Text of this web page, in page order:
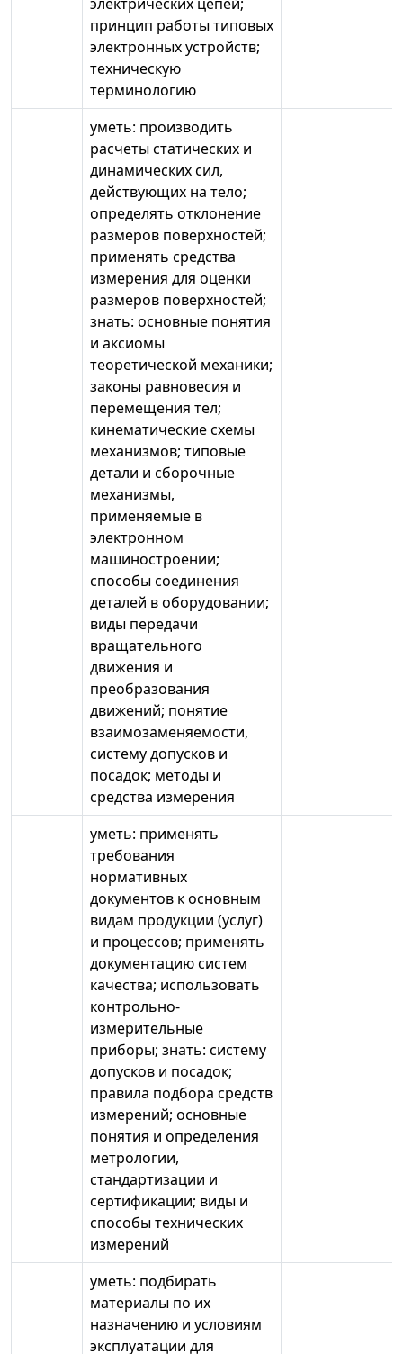
электрических цепей;
принцип работы типовых
электронных устройств;
техническую
терминологию
уметь: производить
расчеты статических и
динамических сил,
действующих на тело;
определять отклонение
размеров поверхностей;
применять средства
измерения для оценки
размеров поверхностей;
знать: основные понятия
и аксиомы
теоретической механики;
законы равновесия и
перемещения тел;
кинематические схемы
механизмов; типовые
детали и сборочные
механизмы,
применяемые в
электронном
машиностроении;
способы соединения
деталей в оборудовании;
виды передачи
вращательного
движения и
преобразования
движений; понятие
взаимозаменяемости,
систему допусков и
посадок; методы и
средства измерения
уметь: применять
требования
нормативных
документов к основным
видам продукции (услуг)
и процессов; применять
документацию систем
качества; использовать
контрольно-
измерительные
приборы; знать: систему
допусков и посадок;
правила подбора средств
измерений; основные
понятия и определения
метрологии,
стандартизации и
сертификации; виды и
способы технических
измерений
уметь: подбирать
материалы по их
назначению и условиям
эксплуатации для